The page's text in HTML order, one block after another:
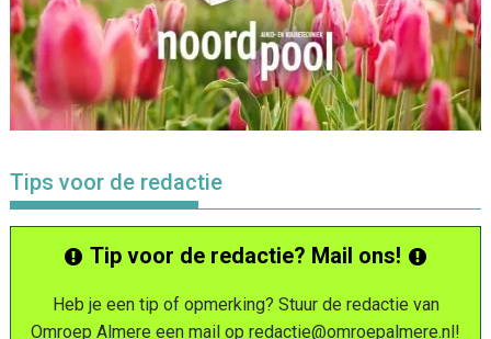
Tips voor de redactie
Tip voor de redactie? Mail ons!
Heb je een tip of opmerking? Stuur de redactie van
Omroep Almere een mail op redactie@omroepalmere.nl!